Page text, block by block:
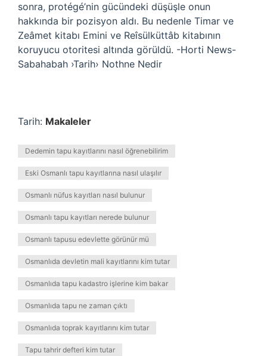
sonra, protégé’nin gücündeki düşüşle onun
hakkında bir pozisyon aldı. Bu nedenle Timar ve
Zeâmet kitabı Emini ve Reîsülküttâb kitabının
koruyucu otoritesi altında görüldü. -Horti News-
Sabahabah ›Tarih› Nothne Nedir
Tarih: Makaleler
Dedemin tapu kayıtlarını nasıl öğrenebilirim
Eski Osmanlı tapu kayıtlarına nasıl ulaşılır
Osmanlı nüfus kayıtları nasıl bulunur
Osmanlı tapu kayıtları nerede bulunur
Osmanlı tapusu edevlette görünür mü
Osmanlıda devletin mali kayıtlarını kim tutar
Osmanlıda tapu kadastro işlerine kim bakar
Osmanlıda tapu ne zaman çıktı
Osmanlıda toprak kayıtlarını kim tutar
Tapu tahrir defteri kim tutar